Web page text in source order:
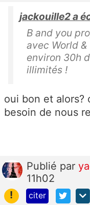
jackouille2 a
B and you
avec World
environ 30h
illimités !
oui bon et alors?
besoin de nous
Publié par
11h02
!
citer